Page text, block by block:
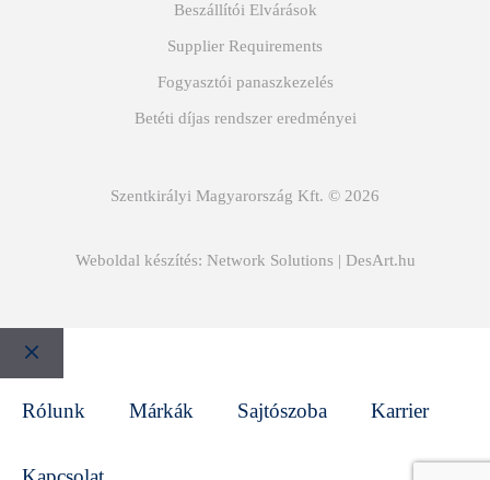
Beszállítói Elvárások
Supplier Requirements
Fogyasztói panaszkezelés
Betéti díjas rendszer eredményei
Szentkirályi Magyarország Kft. © 2026
Weboldal készítés: Network Solutions | DesArt.hu
Bezár
Rólunk Márkák Sajtószoba Karrier